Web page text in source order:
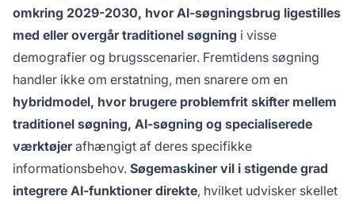
omkring 2029-2030, hvor AI-søgningsbrug ligestilles
med eller overgår traditionel søgning i visse
demografier og brugsscenarier. Fremtidens søgning
handler ikke om erstatning, men snarere om en
hybridmodel, hvor brugere problemfrit skifter mellem
traditionel søgning, AI-søgning og specialiserede
værktøjerafhængigt af deres specifikke
informationsbehov. Søgemaskiner vil i stigende grad
integrere AI-funktioner direkte, hvilket udvisker skellet